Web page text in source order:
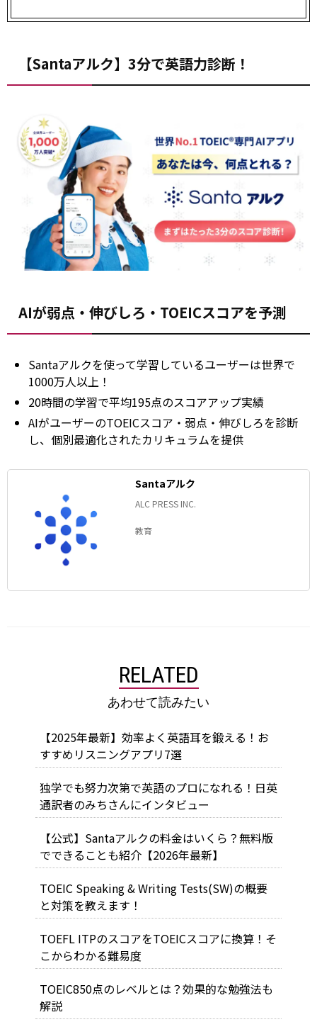
【Santaアルク】3分で英語力診断！
AIが弱点・伸びしろ・TOEICスコアを予測
Santaアルクを使って学習しているユーザーは世界で
1000万人以上！
20時間の学習で平均195点のスコアアップ実績
AIがユーザーのTOEICスコア・弱点・伸びしろを診断
し、個別最適化されたカリキュラムを提供
Santaアルク
ALC PRESS INC.
教育
RELATED
あわせて読みたい
【2025年最新】効率よく英語耳を鍛える！お
すすめリスニングアプリ7選
独学でも努力次第で英語のプロになれる！日英
通訳者のみちさんにインタビュー
【公式】Santaアルクの料金はいくら？無料版
でできることも紹介【2026年最新】
TOEIC Speaking & Writing Tests(SW)の概要
と対策を教えます！
TOEFL ITPのスコアをTOEICスコアに換算！そ
こからわかる難易度
TOEIC850点のレベルとは？効果的な勉強法も
解説